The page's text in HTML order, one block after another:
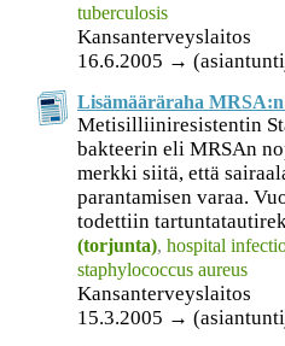
tuberculosis
Kansanterveyslaitos
16.6.2005 →
Lisämääräraha
Metisilliiniresistentin
bakteerin eli MRSAn
merkki siitä, että
parantamisen varaa.
todettiin
(torjunta), hospital
staphylococcus aureus
Kansanterveyslaitos
15.3.2005 →